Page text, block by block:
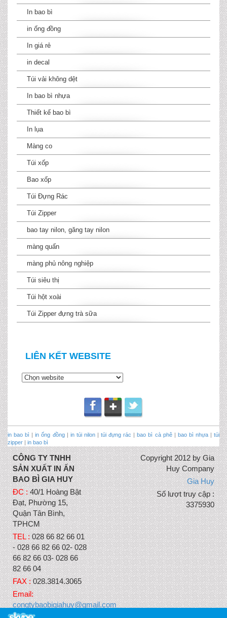
In bao bì
in ống đồng
In giá rẻ
in decal
Túi vải không dệt
In bao bì nhựa
Thiết kế bao bì
In lụa
Màng co
Túi xốp
Bao xốp
Túi Đựng Rác
Túi Zipper
bao tay nilon, găng tay nilon
màng quấn
màng phủ nông nghiệp
Túi siêu thị
Túi hột xoài
Túi Zipper đựng trà sữa
LIÊN KẾT WEBSITE
in bao bì |in ống đồng| in túi nilon|túi đựng rác bao bì cà phê| bao bì nhựa|túi
zipper
in bao bì
CÔNG TY TNHH
SẢN XUẤT IN ẤN
BAO BÌ GIA HUY
ĐC :40/1 Hoàng Bật
Đạt, Phường 15,
Quận Tân Bình,
TPHCM
TEL : 028 66 82 66 01
- 028 66 82 66 02- 028
66 82 66 03- 028 66
82 66 04
FAX : 028.3814.3065
Email:
congtybaobigiahuy@gmail.com
Copyright 2012 by Gia
Huy Company
Gia Huy
Số lượt truy cập :
3375930